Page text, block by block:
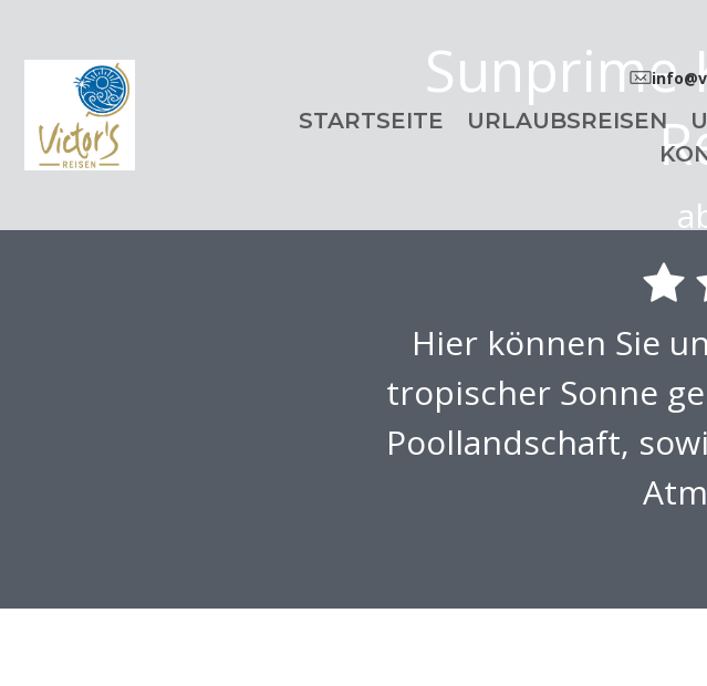
STARTSEITE URLAUBSREISEN
Sunprime
Hier können Sie
tropischer Sonne
Poollandschaft,